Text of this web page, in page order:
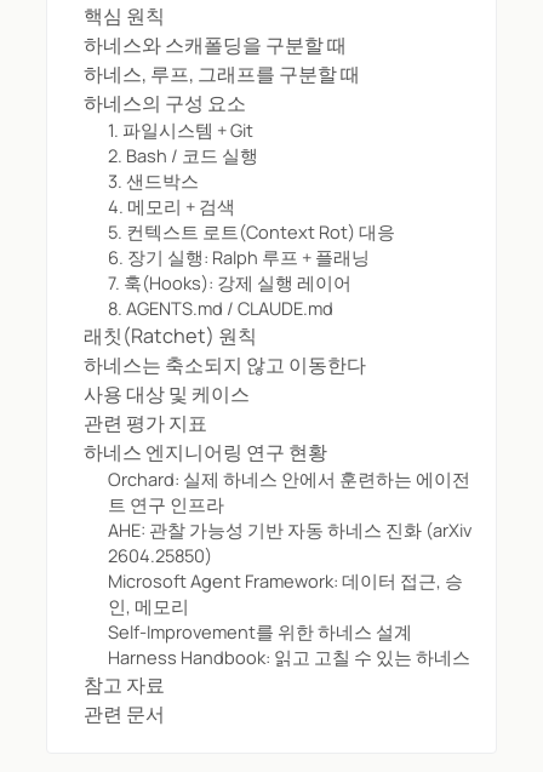
핵심 원칙
하네스와 스캐폴딩을 구분할 때
하네스, 루프, 그래프를 구분할 때
하네스의 구성 요소
1. 파일시스템 + Git
2. Bash / 코드 실행
3. 샌드박스
4. 메모리 + 검색
5. 컨텍스트 로트(Context Rot) 대응
6. 장기 실행: Ralph 루프 + 플래닝
7. 훅(Hooks): 강제 실행 레이어
8. AGENTS.md / CLAUDE.md
래칫(Ratchet) 원칙
하네스는 축소되지 않고 이동한다
사용 대상 및 케이스
관련 평가 지표
하네스 엔지니어링 연구 현황
Orchard: 실제 하네스 안에서 훈련하는 에이전
트 연구 인프라
AHE: 관찰 가능성 기반 자동 하네스 진화 (arXiv
2604.25850)
Microsoft Agent Framework: 데이터 접근, 승
인, 메모리
Self-Improvement를 위한 하네스 설계
Harness Handbook: 읽고 고칠 수 있는 하네스
참고 자료
관련 문서